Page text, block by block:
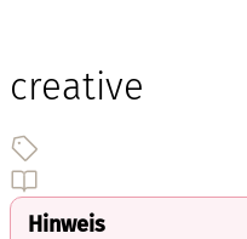
creative
Hinweis